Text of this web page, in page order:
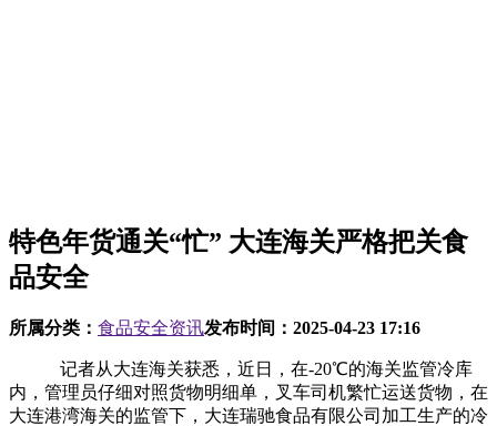
特色年货通关“忙” 大连海关严格把关食
品安全
所属分类： 食品安全资讯发布时间： 2025-04-23 17:16
记者从大连海关获悉，近日，在-20℃的海关监管冷库
内，管理员仔细对照货物明细单，叉车司机繁忙运送货物，在
大连港湾海关的监管下，大连瑞驰食品有限公司加工生产的冷